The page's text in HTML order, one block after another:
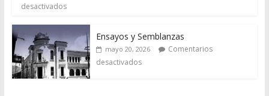
desactivados
Ensayos y Semblanzas
mayo 20, 2026
Comentarios
desactivados